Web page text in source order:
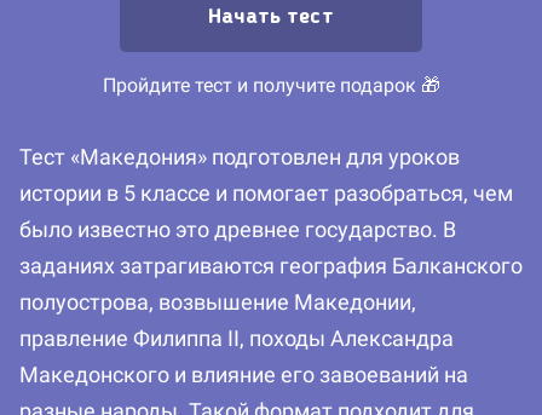
Начать тест
Пройдите тест и получите подарок 🎁
Тест «Македония» подготовлен для уроков
истории в 5 классе и помогает разобраться, чем
было известно это древнее государство. В
заданиях затрагиваются география Балканского
полуострова, возвышение Македонии,
правление Филиппа II, походы Александра
Македонского и влияние его завоеваний на